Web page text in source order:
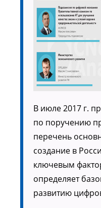
В июле 2017 г.
по поручению
перечень
создание в
ключевым
определяет
развитию